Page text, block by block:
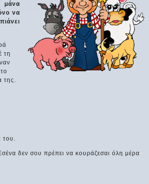
μάνα
να
τη
της.
του.
δεν σου πρέπει να κουράζεσαι όλη μέρα